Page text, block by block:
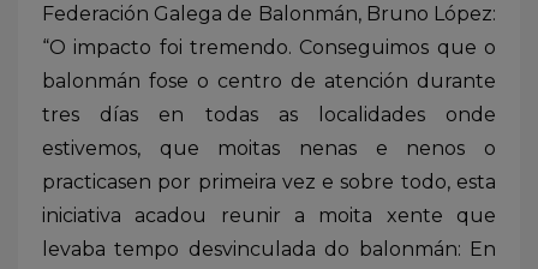
Federación Galega de Balonmán, Bruno López:
“O impacto foi tremendo. Conseguimos que o
balonmán fose o centro de atención durante
tres días en todas as localidades onde
estivemos, que moitas nenas e nenos o
practicasen por primeira vez e sobre todo, esta
iniciativa acadou reunir a moita xente que
levaba tempo desvinculada do balonmán: En